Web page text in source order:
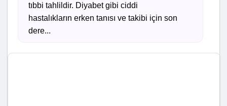
tıbbi tahlildir. Diyabet gibi ciddi
hastalıkların erken tanısı ve takibi için son
dere...